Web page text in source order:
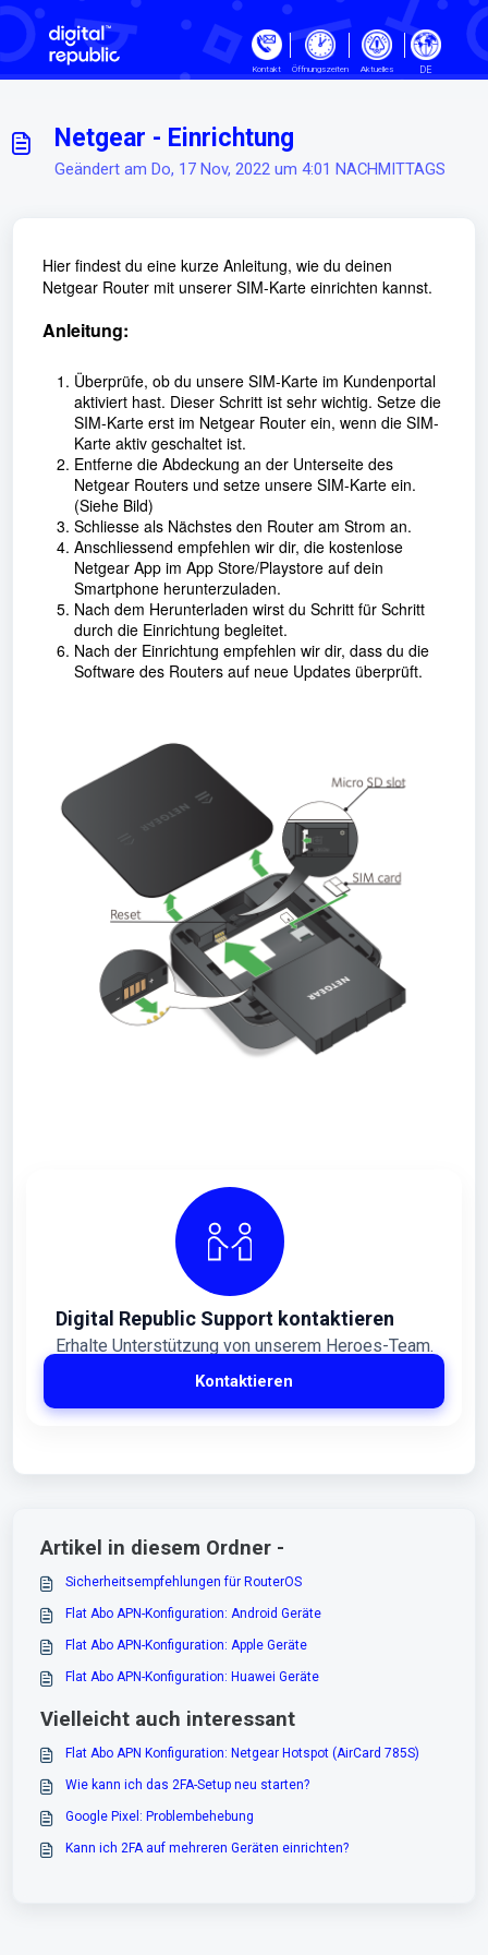
Zum hauptsächlichen Inhalt gehen
Kontakt Öffnungszeiten Aktuelles DE
Netgear - Einrichtung
Geändert am Do, 17 Nov, 2022 um 4:01 NACHMITTAGS
Hier findest du eine kurze Anleitung, wie du deinen
Netgear Router mit unserer SIM-Karte einrichten kannst.
Anleitung:
Überprüfe, ob du unsere SIM-Karte im Kundenportal
aktiviert hast. Dieser Schritt ist sehr wichtig. Setze die
SIM-Karte erst im Netgear Router ein, wenn die SIM-
Karte aktiv geschaltet ist.
Entferne die Abdeckung an der Unterseitedes
Netgear Routers und setze unsere SIM-Karte ein.
(Siehe Bild)
Schliesse als Nächstes den Router am Strom an.
Anschliessend empfehlen wir dir, die kostenlose
Netgear App im App Store/Playstore auf dein
Smartphone herunterzuladen.
Nach dem Herunterladen wirst du Schritt für Schritt
durch die Einrichtung begleitet.
Nach der Einrichtung empfehlen wir dir, dass du die
Software des Routers auf neue Updates überprüft.
Digital Republic Support kontaktieren
Erhalte Unterstützung von unserem Heroes-Team.
Kontaktieren
Artikel in diesem Ordner -
Sicherheitsempfehlungen für RouterOS
Flat Abo APN-Konfiguration: Android Geräte
Flat Abo APN-Konfiguration: Apple Geräte
Flat Abo APN-Konfiguration: Huawei Geräte
Vielleicht auch interessant
Flat Abo APN Konfiguration: Netgear Hotspot (AirCard 785S)
Wie kann ich das 2FA-Setup neu starten?
Google Pixel: Problembehebung
Kann ich 2FA auf mehreren Geräten einrichten?